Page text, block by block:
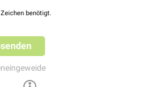
benötigt.